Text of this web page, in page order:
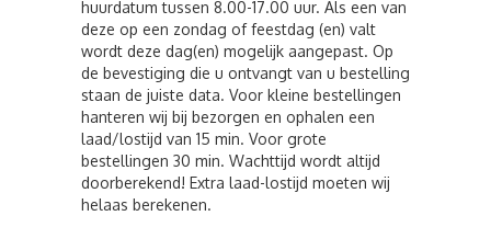
huurdatum tussen 8.00-17.00 uur. Als een van
deze op een zondag of feestdag (en) valt
wordt deze dag(en) mogelijk aangepast. Op
de bevestiging die u ontvangt van u bestelling
staan de juiste data. Voor kleine bestellingen
hanteren wij bij bezorgen en ophalen een
laad/lostijd van 15 min. Voor grote
bestellingen 30 min. Wachttijd wordt altijd
doorberekend! Extra laad-lostijd moeten wij
helaas berekenen.